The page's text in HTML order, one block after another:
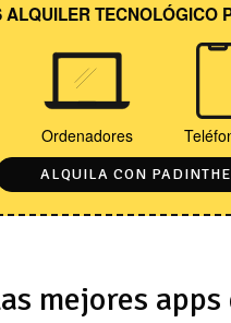
ALQUILER TECNOLÓGICO
Ordenadores
ALQUILA CON
mejores